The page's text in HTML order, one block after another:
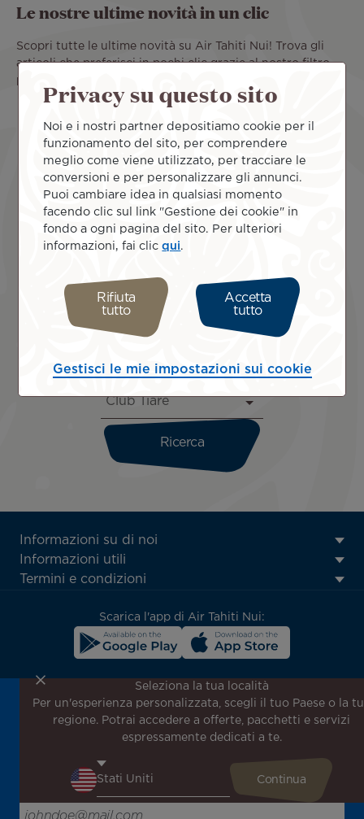
Le nostre ultime novità in un clic
Scopri tutte le ultime novità su Air Tahiti Nui! Trova gli
articoli che preferisci in pochi clic grazie al nostro filtro
per categorie:
Comunicati aziendali di Air Tahiti Nui
nostre notizie ufficiali e i comunicati stampa.
Novità Club Tiare
: tieniti informato sulle
promozioni, gli eventi e i giochi organizzati
nell'ambito del nostro programma fedeltà per i
frequent flyer.
Le notizie sugli "ambasciatori": scopri le ultime
novità su coloro che contribuiscono ogni giorno
allo spirito della Polinesia Francese, gli
Aggiornamenti sugli Eventi
: Scopri gli eventi
imperdibili ne Le Isole di Tahiti e a livello
internazionale, e non perdere nessuna occasione
per vivere esperienze uniche insieme ad Air Tahiti
Oppure utilizza il seguente filtro
ATN:
Footer
menu
Informazioni su di noi
Informazioni utili
Termini e condizioni
Scarica l'app di Air Tahiti Nui:
Iscriviti alla nostra newsletter per ricevere le ultime
notizie!
Ricevi per primo tutte le nostre offerte e promozioni
per il tuo prossimo viaggio!
Inserisci la tua email qui
Seleziona la tua località
Per un'esperienza personalizzata, scegli il tuo Paese o la
regione. Potrai accedere a offerte, pacchetti e servizi
espressamente dedicati a te.
Privacy su questo sito
Noi e i nostri partner depositiamo cookie per il
funzionamento del sito, per comprendere
meglio come viene utilizzato, per tracciare le
conversioni e per personalizzare gli annunci.
Puoi cambiare idea in qualsiasi momento
facendo clic sul link "Gestione dei cookie" in
fondo a ogni pagina del sito. Per ulteriori
informazioni, fai clicqui.
Rifiuta
tutto
Accetta
tutto
Gestisci le mie impostazioni sui cookie